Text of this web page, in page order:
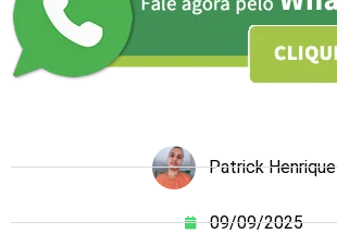
Patrick Henrique
09/09/2025